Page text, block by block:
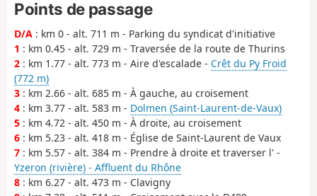
Points de passage
D/A : km 0 - alt. 711 m - Parking du syndicat d'initiative
1 : km 0.45 - alt. 729 m - Traversée de la route de Thurins
2 : km 1.77 - alt. 773 m - Aire d'escalade - Crêt du Py Froid
(772 m)
3 : km 2.66 - alt. 685 m - À gauche, au croisement
4 : km 3.77 - alt. 583 m - Dolmen (Saint-Laurent-de-Vaux)
5 : km 4.72 - alt. 450 m - À droite, au croisement
6 : km 5.23 - alt. 418 m - Église de Saint-Laurent de Vaux
7 : km 5.57 - alt. 384 m - Prendre à droite et traverser l' -
Yzeron (rivière) - Affluent du Rhône
8 : km 6.27 - alt. 473 m - Clavigny